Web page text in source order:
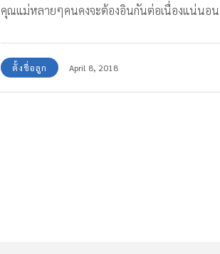
คุณแม่หลายๆคนคงจะต้องอินกันต่อเนื่องแน่นอน
ตั้งชื่อลูก April 8, 2018